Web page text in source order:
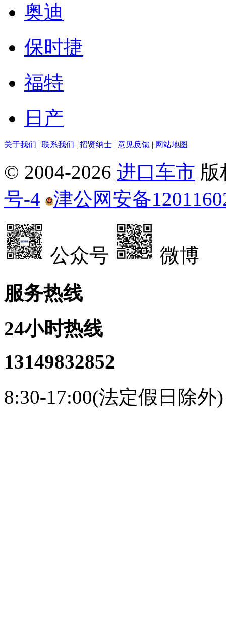
奥迪
保时捷
福特
日产
关于我们 | 联系我们 | 招贤纳士 | 意见反馈 | 网站地图
© 2004-2026 进口车市
号-4
津公网安备
公众号
微博
服务热线
24小时热线
13149832852
8:30-17:00(法定假日除外)